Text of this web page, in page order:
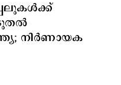
നിര്‍ണായക